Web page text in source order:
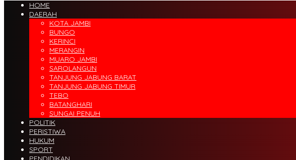
HOME
DAERAH
KOTA JAMBI
BUNGO
KERINCI
MERANGIN
MUARO JAMBI
SAROLANGUN
TANJUNG JABUNG BARAT
TANJUNG JABUNG TIMUR
TEBO
BATANGHARI
SUNGAI PENUH
POLITIK
PERISTIWA
HUKUM
SPORT